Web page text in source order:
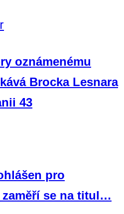
oznámenému
Brocka Lesnara
43
pro
zaměří se na titul…